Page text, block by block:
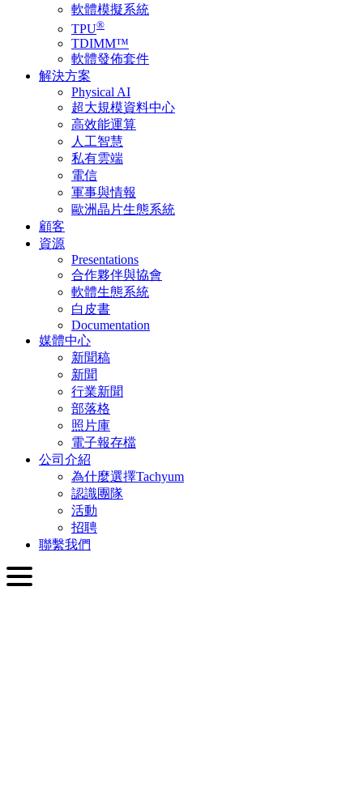
軟體模擬系統
TPU®
TDIMM™
軟體發佈套件
解決方案
Physical AI
超大規模資料中心
高效能運算
人工智慧
私有雲端
電信
軍事與情報
歐洲晶片生態系統
顧客
資源
Presentations
合作夥伴與協會
軟體生態系統
白皮書
Documentation
媒體中心
新聞稿
新聞
行業新聞
部落格
照片庫
電子報存檔
公司介紹
為什麼選擇Tachyum
認識團隊
活動
招聘
聯繫我們